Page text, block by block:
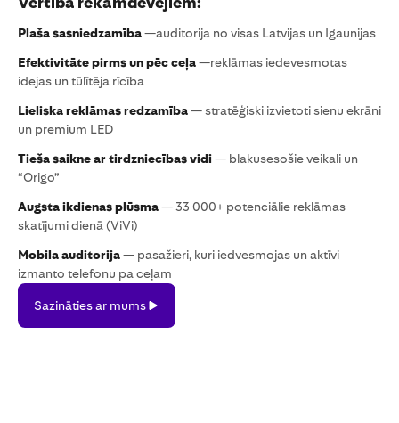
Plaša sasniedzamība—auditorija no visas Latvijas un Igaunijas
Efektivitāte pirms un pēc ceļa—reklāmas iedevesmotas
idejas un tūlītēja rīcība
Lieliska reklāmas redzamība— stratēģiski izvietoti sienu ekrāni
un premium LED
Tieša saikne ar tirdzniecības vidi— blakusesošie veikali un
“Origo”
Augsta ikdienas plūsma— 33 000+ potenciālie reklāmas
skatījumi dienā (ViVi)
Mobila auditorija— pasažieri, kuri iedvesmojas un aktīvi
izmanto telefonu pa ceļam
Sazināties
Sazināties ar mums